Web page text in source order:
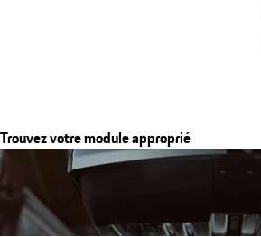
Trouvez votre module approprié